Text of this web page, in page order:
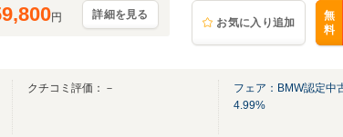
円 詳細を見る
お気に入り追加
無
料
クチコミ評価：－
フェア：BMW認定中
4.99%